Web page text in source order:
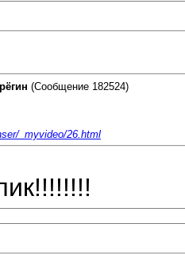
(Сообщение 182524)
_myvideo/26.html